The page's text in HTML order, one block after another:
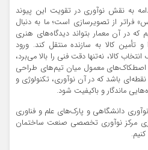
به نقش نوآوری در تقویت این پیوند
فراتر از تصویرسازی است؛ ما به دنبال
در آن معمار بتواند دیدگاه‌های هنری
و تأمین کالا به سازنده منتقل کند. ورود
کالا، نه‌تنها دقت فنی را بالا می‌برد،
اصطکاک‌های معمول میان تیم‌های طراحی
باشد که در آن نوآوری، تکنولوژی و
ماندگار و باکیفیت شود.
دانشگاهی و پارک‌های علم و فناوری
مرکز نوآوری تخصصی صنعت ساختمان